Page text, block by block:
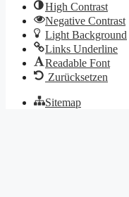
High Contrast
Negative Contrast
Light Background
Links Underline
Readable Font
Zurücksetzen
Sitemap